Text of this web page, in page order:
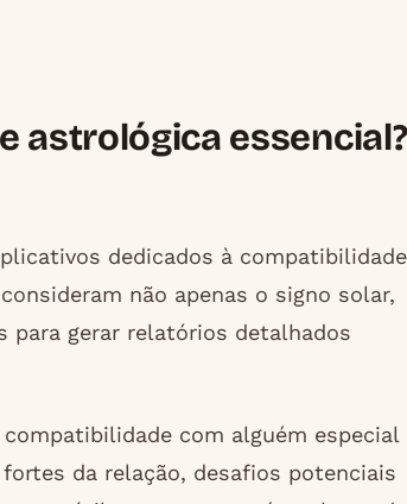
astrológica essencial?
dedicados à compatibilidade
não apenas o signo solar,
para gerar relatórios detalhados
com alguém especial
da relação, desafios potenciais